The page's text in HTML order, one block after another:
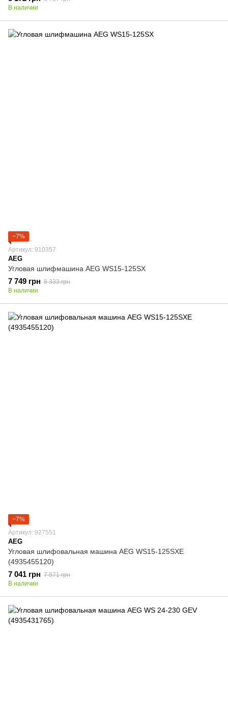
В наличии
−7%
Артикул: 910357
AEG
Угловая шлифмашина AEG WS15-125SX
7 749 грн 8 333 грн
В наличии
−7%
Артикул: 927551
AEG
Угловая шлифовальная машина AEG WS15-125SXE
(4935455120)
7 041 грн 7 571 грн
В наличии